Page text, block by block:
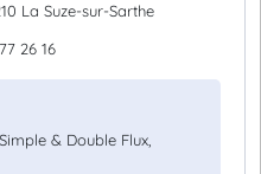
La Suze-sur-Sarthe
26 16
& Double Flux,